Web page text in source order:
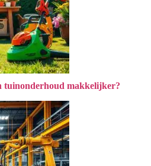
tuinonderhoud makkelijker?